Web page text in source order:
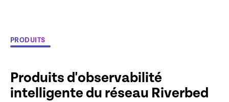
PRODUITS
Produits d'observabilité
intelligente du réseau Riverbed